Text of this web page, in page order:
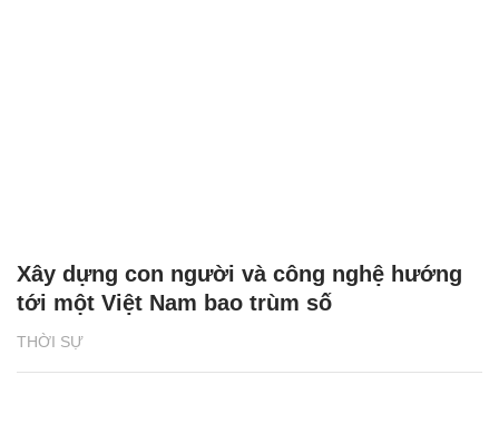
THỜI SỰ
Xây dựng con người và công nghệ hướng
tới một Việt Nam bao trùm số